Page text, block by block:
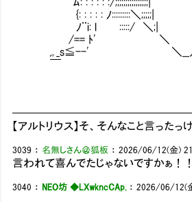
{: : : : : ﾉ:::::::::＼
ﾉ¨i: l :::::/ ＼
/== ﾄ' ＼
,｡_s≦--' ＼__／}
￣ ＼__/
￣
【アルトリウス】そ、そんなこと言っ
3039 ： 名無しさん＠狐板 ：2026/06/12(金)
言われて喜んでたじゃないですかぁ！
3040 ： NEO坊 ◆LXwkncCAp. ：2026/06/12(